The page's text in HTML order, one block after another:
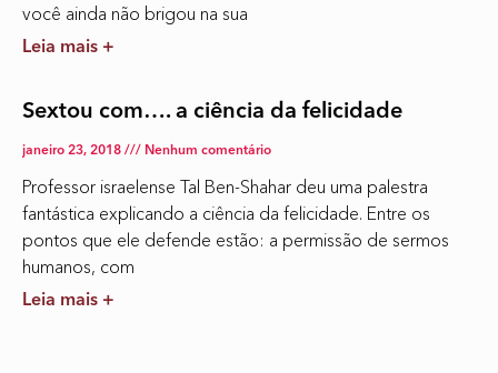
você ainda não brigou na sua
Leia mais +
Sextou com…. a ciência da felicidade
janeiro 23, 2018 Nenhum comentário
Professor israelense Tal Ben-Shahar deu uma palestra
fantástica explicando a ciência da felicidade. Entre os
pontos que ele defende estão: a permissão de sermos
humanos, com
Leia mais +